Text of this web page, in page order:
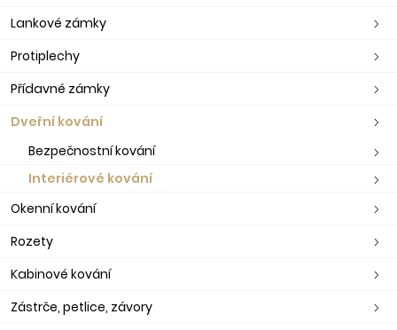
Lankové zámky
Protiplechy
Přídavné zámky
Dveřní kování
Bezpečnostní kování
Interiérové kování
Okenní kování
Rozety
Kabinové kování
Zástrče, petlice, závory